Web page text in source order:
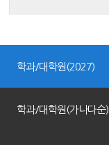
학과/대학원(2027)
학과/대학원(가나다순)